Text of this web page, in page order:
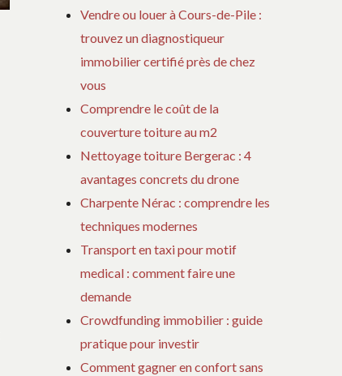
Vendre ou louer à Cours-de-Pile :
trouvez un diagnostiqueur
immobilier certifié près de chez
vous
Comprendre le coût de la
couverture toiture au m2
Nettoyage toiture Bergerac : 4
avantages concrets du drone
Charpente Nérac : comprendre les
techniques modernes
Transport en taxi pour motif
medical : comment faire une
demande
Crowdfunding immobilier : guide
pratique pour investir
Comment gagner en confort sans